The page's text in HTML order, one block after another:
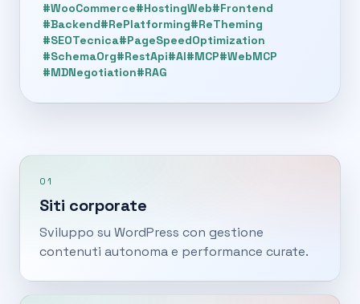
#WooCommerce#HostingWeb#Frontend
#Backend#RePlatforming#ReTheming
#SEOTecnica#PageSpeedOptimization
#SchemaOrg#RestApi#AI#MCP#WebMCP
#MDNegotiation#RAG
01
Siti corporate
Sviluppo su WordPress con gestione
contenuti autonoma e performance curate.